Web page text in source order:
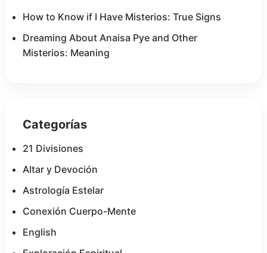
How to Know if I Have Misterios: True Signs
Dreaming About Anaisa Pye and Other
Misterios: Meaning
Categorías
21 Divisiones
Altar y Devoción
Astrología Estelar
Conexión Cuerpo-Mente
English